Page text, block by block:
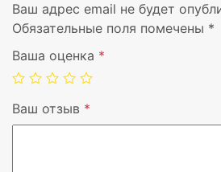
Емкость батареи (Ватт час)
Максимальная скорость, км/ч
Ваш адрес email не будет
Обязательные поля помечены *
Ваша оценка *
Ваш отзыв *